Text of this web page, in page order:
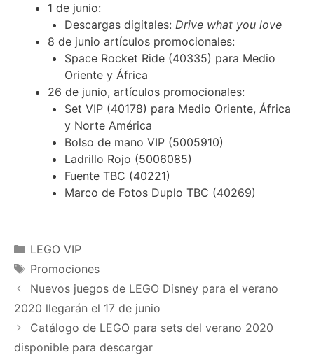
1 de junio:
Descargas digitales: Drive what you love
8 de junio artículos promocionales:
Space Rocket Ride (40335) para Medio
Oriente y África
26 de junio, artículos promocionales:
Set VIP (40178) para Medio Oriente, África
y Norte América
Bolso de mano VIP (5005910)
Ladrillo Rojo (5006085)
Fuente TBC (40221)
Marco de Fotos Duplo TBC (40269)
Categories
LEGO VIP
Tags
Promociones
Nuevos juegos de LEGO Disney para el verano
2020 llegarán el 17 de junio
Catálogo de LEGO para sets del verano 2020
disponible para descargar